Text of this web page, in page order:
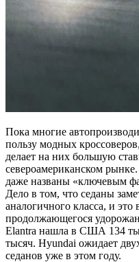
Пока многие
пользу модных
делает на них большую
североамериканском
даже названы «ключевым
Дело в том, что седаны
аналогичного класса, и
продолжающегося
Elantra нашла в США 134
тысяч. Hyundai ожидает
седанов уже в этом году.